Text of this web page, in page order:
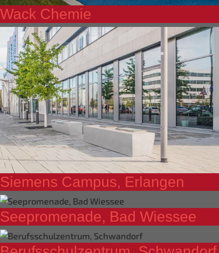
Wack Chemie
Siemens Campus, Erlangen
Seepromenade, Bad Wiessee